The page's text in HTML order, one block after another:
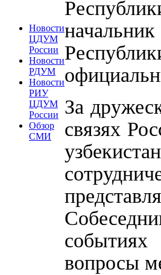
Новости
ЦДУМ
России
Новости
РДУМ
Новости
РИУ
ЦДУМ
России
Обзор
СМИ
За
связях
вопросы